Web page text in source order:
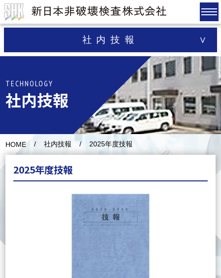
TECHNOLOGY
社内技報
HOME 社内技報 2025年度技報
社内技報
2025年度技報